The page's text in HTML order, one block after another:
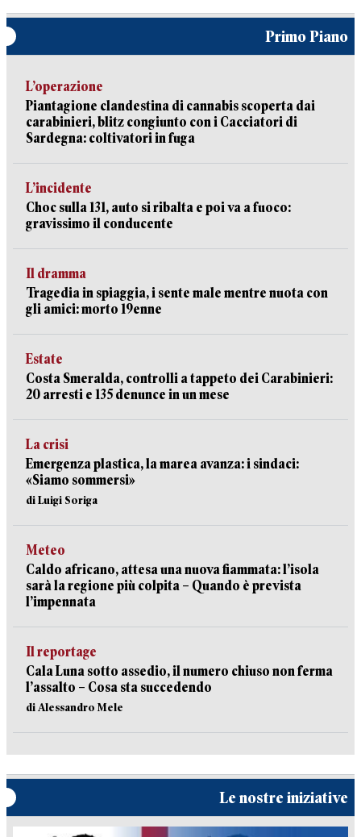
Primo Piano
L’operazione
Piantagione clandestina di cannabis scoperta dai
carabinieri, blitz congiunto con i Cacciatori di
Sardegna: coltivatori in fuga
L’incidente
Choc sulla 131, auto si ribalta e poi va a fuoco:
gravissimo il conducente
Il dramma
Tragedia in spiaggia, i sente male mentre nuota con
gli amici: morto 19enne
Estate
Costa Smeralda, controlli a tappeto dei Carabinieri:
20 arresti e 135 denunce in un mese
La crisi
Emergenza plastica, la marea avanza: i sindaci:
«Siamo sommersi»
di Luigi Soriga
Meteo
Caldo africano, attesa una nuova fiammata: l’isola
sarà la regione più colpita – Quando è prevista
l’impennata
Il reportage
Cala Luna sotto assedio, il numero chiuso non ferma
l’assalto – Cosa sta succedendo
di Alessandro Mele
Le nostre iniziative